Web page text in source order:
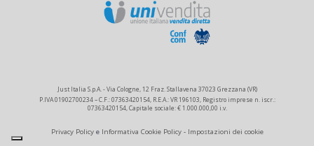
Just Italia S.p.A. - Via Cologne, 12 Fraz. Stallavena 37023 Grezzana (VR)
P.IVA 01902700234 – C.F.: 07363420154, R.E.A.: VR 196103, Registro imprese n. iscr.:
07363420154, Capitale sociale: € 1.000.000,00 i.v.
Privacy Policye Informativa Cookie Policy- Impostazioni dei cookie